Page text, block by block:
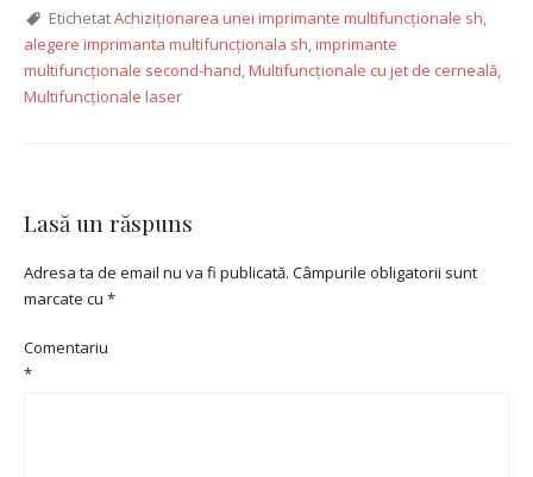
EtichetatAchiziționarea unei imprimante multifuncționale sh,
alegere imprimanta multifuncționala sh,imprimante
multifuncționale second-hand,Multifuncționale cu jet de cerneală,
Multifuncționale laser
Lasă un răspuns
Adresa ta de email nu va fi publicată. Câmpurile obligatorii sunt
marcate cu *
Comentariu
*